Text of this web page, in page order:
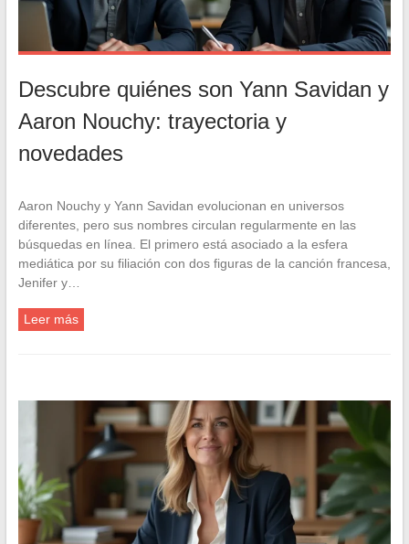
Descubre quiénes son Yann Savidan y
Aaron Nouchy: trayectoria y
novedades
Aaron Nouchy y Yann Savidan evolucionan en universos
diferentes, pero sus nombres circulan regularmente en las
búsquedas en línea. El primero está asociado a la esfera
mediática por su filiación con dos figuras de la canción francesa,
Jenifer y…
Leer más